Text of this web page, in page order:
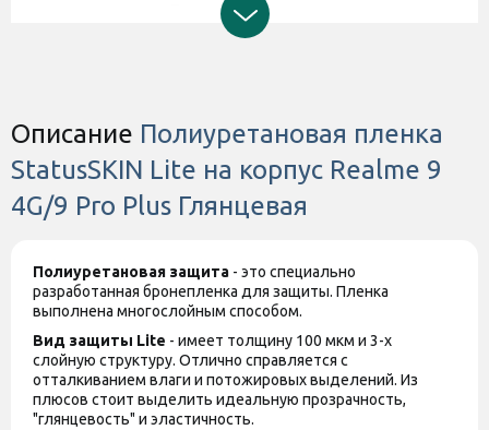
Производитель может изменять
характеристики и комплектацию
Описание Полиуретановая пленка
StatusSKIN Lite на корпус Realme 9
4G/9 Pro Plus Глянцевая
Полиуретановая защита - это специально
разработанная бронепленка для защиты. Пленка
выполнена многослойным способом.
Вид защиты Lite - имеет толщину 100 мкм и 3-х
слойную структуру. Отлично справляется с
отталкиванием влаги и потожировых выделений. Из
плюсов стоит выделить идеальную прозрачность,
"глянцевость" и эластичность.